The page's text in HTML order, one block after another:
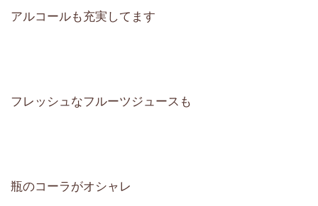
アルコールも充実してます
フレッシュなフルーツジュースも
瓶のコーラがオシャレ